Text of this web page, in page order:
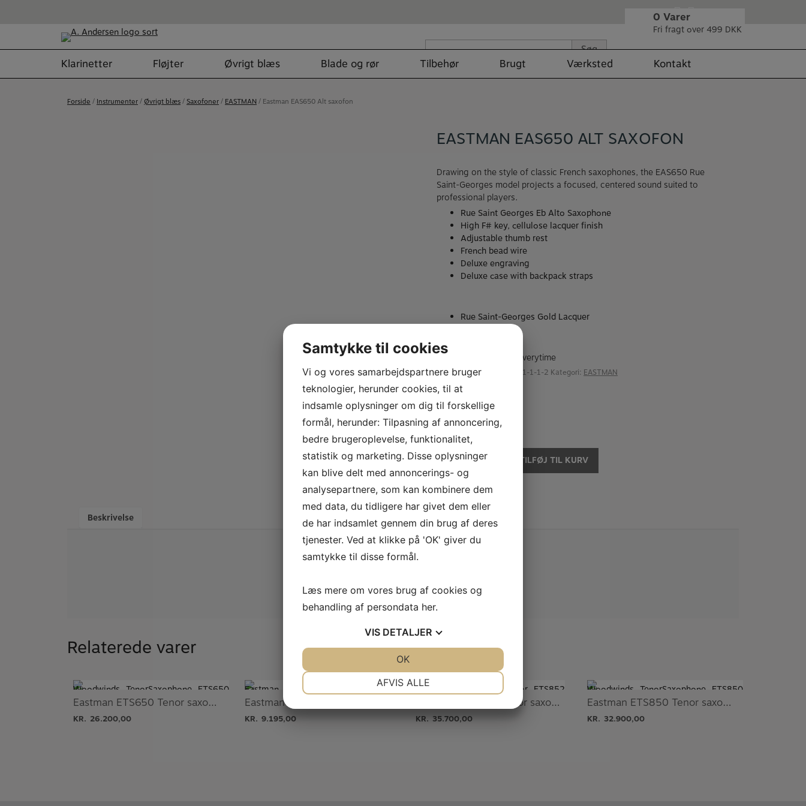
efter:
Søg
0 Varer
Fri fragt over 499 DKK
Klarinetter Fløjter Øvrigt blæs Blade og rør Tilbehør Brugt Værksted Kontakt
Forside / Instrumenter/ Øvrigt blæs/ Saxofoner/ EASTMAN/ Eastman EAS650 Alt saxofon
EASTMAN EAS650 ALT SAXOFON
Drawing on the style of classic French saxophones, the EAS650 Rue
Saint-Georges model projects a focused, centered sound suited to
professional players.
Rue Saint Georges Eb Alto Saxophone
High F# key, cellulose lacquer finish
Adjustable thumb rest
French bead wire
Deluxe engraving
Deluxe case with backpack straps
Rue Saint-Georges Gold Lacquer
NOTE: 2 weeks of deliverytime
Varenummer (SKU): 682-1-1-1-2 Kategori: EASTMAN
KR. 21.950,00
På lager
Eastman
Alt
saxofon
antal
TILFØJ TIL KURV
Beskrivelse
Relaterede varer
Eastman ETS650 Tenor saxofon
KR. 26.200,00 KR. 9.195,00
Eastman ETS852 Tenor saxofon
KR. 35.700,00
Eastman ETS850 Tenor saxofon
KR. 32.900,00
Samtykke til cookies
Vi og vores samarbejdspartnere bruger
teknologier, herunder cookies, til at
indsamle oplysninger om dig til forskellige
formål, herunder: Tilpasning af annoncering,
bedre brugeroplevelse, funktionalitet,
statistik og marketing. Disse oplysninger
kan blive delt med annoncerings- og
analysepartnere, som kan kombinere dem
med data, du tidligere har givet dem eller
de har indsamlet gennem din brug af deres
tjenester. Ved at klikke på 'OK' giver du
samtykke til disse formål.
Læs mere om vores brug af cookies og
behandling af persondata her.
VIS DETALJER
STATISTIK
AFVIS ALLE
OK